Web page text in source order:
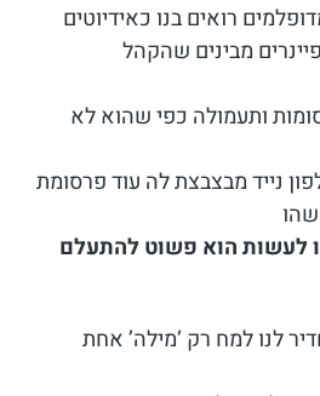
רואים בנו כאידיוטים
מבינים שהקהל
ותעמולה כפי שהוא לא
נייד מבצבצת לה עוד פרסומת
לעשות הוא פשוט להתעלם
לנו למח רק ‘מילה’ אחת